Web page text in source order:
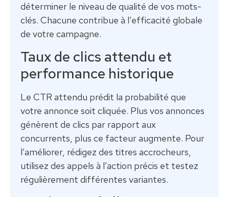
déterminer le niveau de qualité de vos mots-
clés. Chacune contribue à l’efficacité globale
de votre campagne.
Taux de clics attendu et
performance historique
Le CTR attendu prédit la probabilité que
votre annonce soit cliquée. Plus vos annonces
génèrent de clics par rapport aux
concurrents, plus ce facteur augmente. Pour
l’améliorer, rédigez des titres accrocheurs,
utilisez des appels à l’action précis et testez
régulièrement différentes variantes.